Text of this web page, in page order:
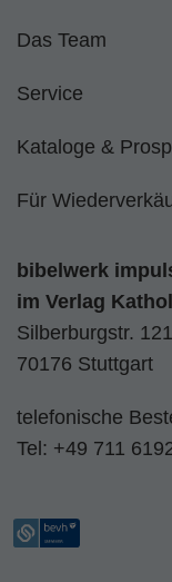
Das Team
Service
Kataloge &
Für
bibelwerk
im Verlag
Silberburgstr. 121
70176 Stuttgart
telefonische
Tel: +49 711